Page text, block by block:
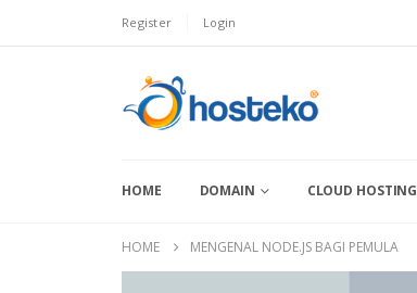
Register Login
HOME DOMAIN CLOUD HOSTING
HOME MENGENAL NODE.JS BAGI PEMULA